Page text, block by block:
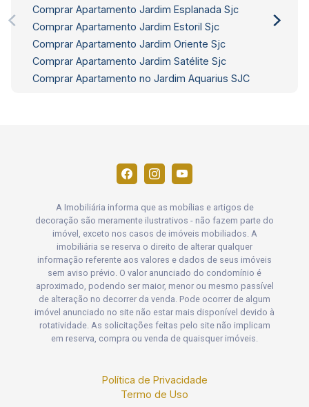
Comprar Apartamento Jardim Esplanada Sjc
Comprar Apartamento Jardim Estoril Sjc
Comprar Apartamento Jardim Oriente Sjc
Comprar Apartamento Jardim Satélite Sjc
Comprar Apartamento no Jardim Aquarius SJC
A Imobiliária informa que as mobílias e artigos de
decoração são meramente ilustrativos - não fazem parte do
imóvel, exceto nos casos de imóveis mobiliados. A
imobiliária se reserva o direito de alterar qualquer
informação referente aos valores e dados de seus imóveis
sem aviso prévio. O valor anunciado do condomínio é
aproximado, podendo ser maior, menor ou mesmo passível
de alteração no decorrer da venda. Pode ocorrer de algum
imóvel anunciado no site não estar mais disponível devido à
rotatividade. As solicitações feitas pelo site não implicam
em reserva, compra ou venda de quaisquer imóveis.
Política de Privacidade
Termo de Uso